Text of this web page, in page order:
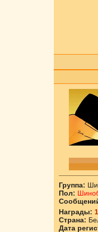
Группа:
Пол:
Награды:
Страна:
Дата